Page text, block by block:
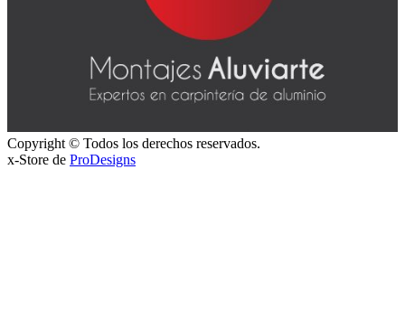
Copyright © Todos los derechos reservados.
x-Store de ProDesigns